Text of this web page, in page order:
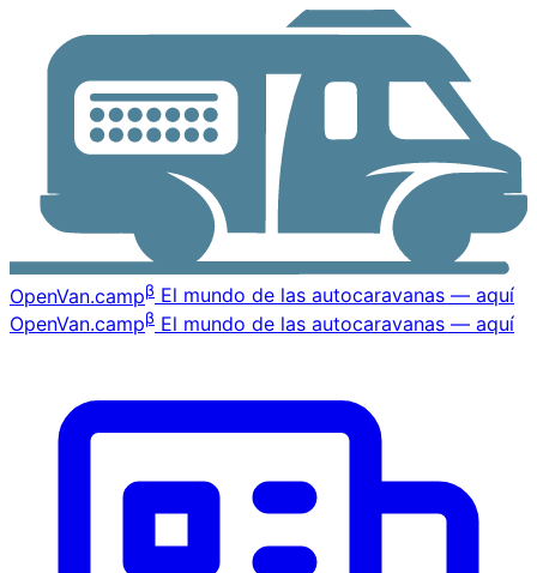
OpenVan.campβ El mundo de las autocaravanas — aquí
OpenVan.campβ El mundo de las autocaravanas — aquí